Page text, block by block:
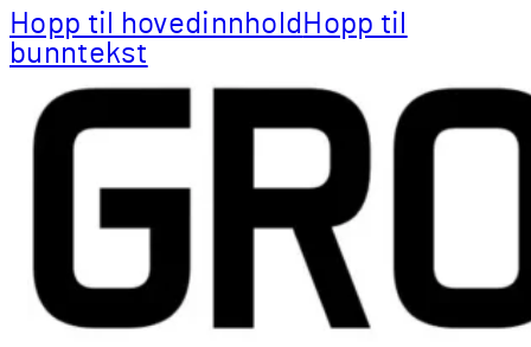
Hopp til hovedinnhold Hopp til
bunntekst